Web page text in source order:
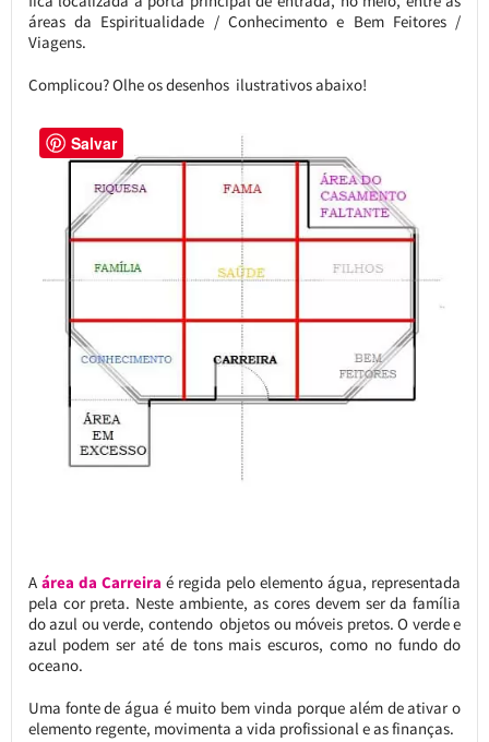
áreas da Espiritualidade / Conhecimento e Bem Feitores /
Viagens.
Complicou? Olhe os desenhos ilustrativos abaixo!
Aárea da Carreira é regida pelo elemento água, representada
pela cor preta. Neste ambiente, as cores devem ser da família
do azul ou verde, contendo objetos ou móveis pretos. O verde e
azul podem ser até de tons mais escuros, como no fundo do
oceano.
Uma fonte de água é muito bem vinda porque além de ativar o
elemento regente, movimenta a vida profissional e as finanças.
Salvar